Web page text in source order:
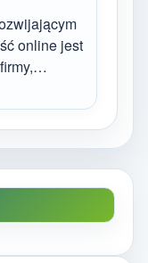
online jest